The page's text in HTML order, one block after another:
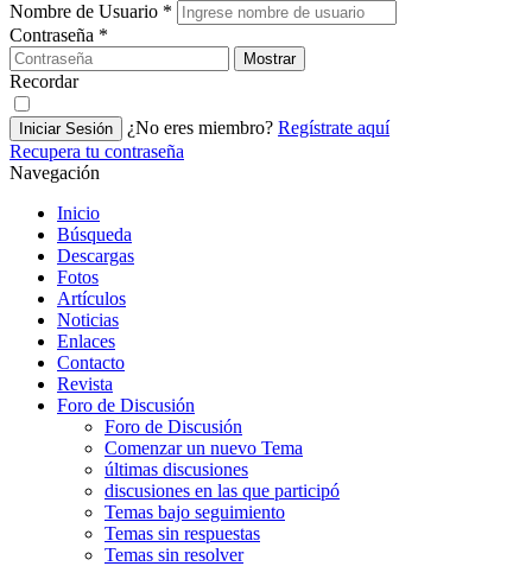
Nombre de Usuario *
Contraseña *
Mostrar
Recordar
Iniciar Sesión ¿No eres miembro? Regístrate aquí
Recupera tu contraseña
Navegación
Inicio
Búsqueda
Descargas
Fotos
Artículos
Noticias
Enlaces
Contacto
Revista
Foro de Discusión
Foro de Discusión
Comenzar un nuevo Tema
últimas discusiones
discusiones en las que participó
Temas bajo seguimiento
Temas sin respuestas
Temas sin resolver